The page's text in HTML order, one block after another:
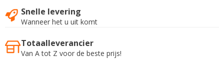
Snelle levering
Wanneer het u uit komt
Totaalleverancier
Van A tot Z voor de beste prijs!